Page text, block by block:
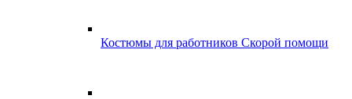
Костюмы для работников Скорой помощи